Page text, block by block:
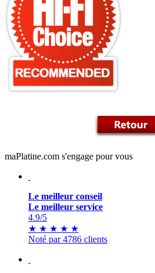
maPlatine.com s'engage pour vous
Le meilleur conseil
Le meilleur service
4.9/5
★ ★ ★ ★ ★
Noté par 4786 clients